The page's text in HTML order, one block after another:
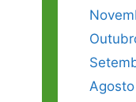
Agosto